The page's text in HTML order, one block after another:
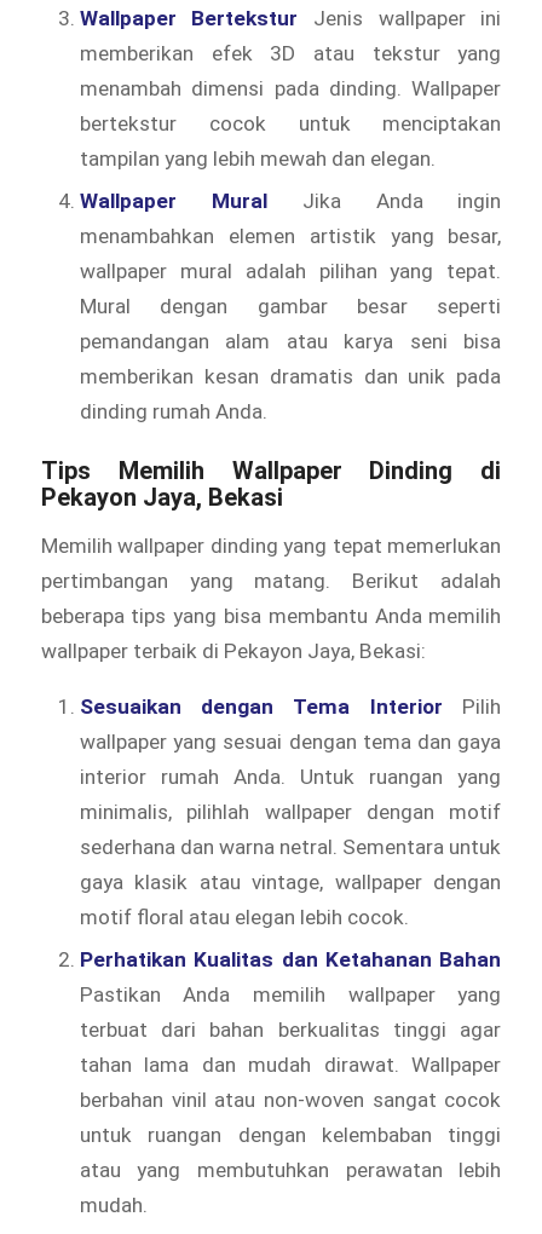
Wallpaper Bertekstur Jenis wallpaper ini
memberikan efek 3D atau tekstur yang
menambah dimensi pada dinding. Wallpaper
bertekstur cocok untuk menciptakan
tampilan yang lebih mewah dan elegan.
Wallpaper MuralJika Anda ingin
menambahkan elemen artistik yang besar,
wallpaper mural adalah pilihan yang tepat.
Mural dengan gambar besar seperti
pemandangan alam atau karya seni bisa
memberikan kesan dramatis dan unik pada
dinding rumah Anda.
Tips Memilih Wallpaper Dinding di
Pekayon Jaya, Bekasi
Memilih wallpaper dinding yang tepat memerlukan
pertimbangan yang matang. Berikut adalah
beberapa tips yang bisa membantu Anda memilih
wallpaper terbaik di Pekayon Jaya, Bekasi:
Sesuaikan dengan Tema Interior Pilih
wallpaper yang sesuai dengan tema dan gaya
interior rumah Anda. Untuk ruangan yang
minimalis, pilihlah wallpaper dengan motif
sederhana dan warna netral. Sementara untuk
gaya klasik atau vintage, wallpaper dengan
motif floral atau elegan lebih cocok.
Perhatikan Kualitas dan Ketahanan Bahan
Pastikan Anda memilih wallpaper yang
terbuat dari bahan berkualitas tinggi agar
tahan lama dan mudah dirawat. Wallpaper
berbahan vinil atau non-woven sangat cocok
untuk ruangan dengan kelembaban tinggi
atau yang membutuhkan perawatan lebih
mudah.